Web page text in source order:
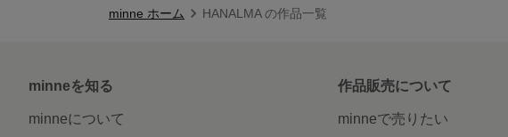
minne ホーム HANALMA の作品一覧
minneを知る
minneについて
作品販売について
minneで売りたい